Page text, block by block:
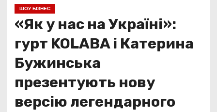
ШОУ БІЗНЕС
«Як у нас на Україні»:
гурт KOLABA і Катерина
Бужинська
презентують нову
версію легендарного